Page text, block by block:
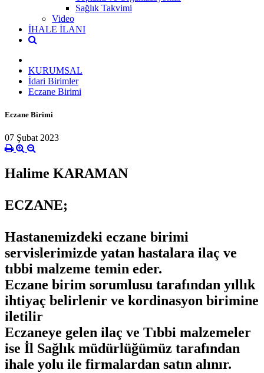
Sağlık Takvimi
Video
İHALE İLANI
KURUMSAL
İdari Birimler
Eczane Birimi
Eczane Birimi
07 Şubat 2023
Halime KARAMAN
ECZANE;
Hastanemizdeki eczane birimi
servislerimizde yatan hastalara ilaç ve
tıbbi malzeme temin eder.
Eczane birim sorumlusu tarafından yıllık
ihtiyaç belirlenir ve kordinasyon birimine
iletilir
Eczaneye gelen ilaç ve Tıbbi malzemeler
ise İl Sağlık müdürlüğümüz tarafından
ihale yolu ile firmalardan satın alınır.